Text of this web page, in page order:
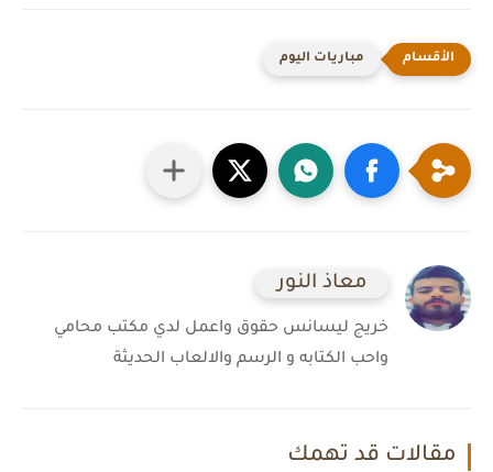
مباريات اليوم
معاذ النور
خريج ليسانس حقوق واعمل لدي مكتب محامي
واحب الكتابه و الرسم والالعاب الحديثة
مقالات قد تهمك